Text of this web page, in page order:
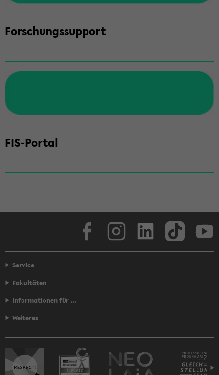
For­schungs­sup­port
FIS-​Portal
Face­book
Service
Fakultäten
Informationen für ...
Weiteres